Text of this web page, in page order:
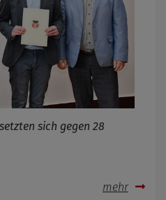
sich gegen 28
mehr
bei der Verwendung von
gesetzt werden